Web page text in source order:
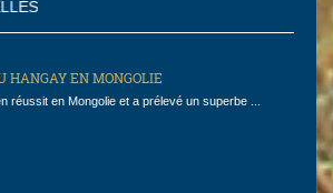
HANGAY EN MONGOLIE
réussit en Mongolie et a prélevé un superbe ...